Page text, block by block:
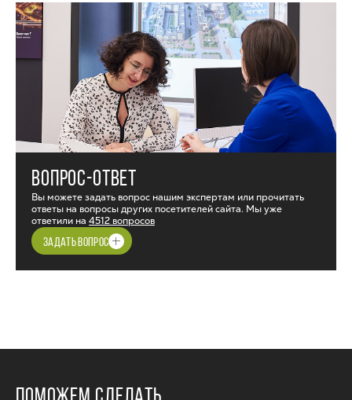
ВОПРОС-ОТВЕТ
Вы можете задать вопрос нашим экспертам или прочитать
ответы на вопросы других посетителей сайта. Мы уже
ответили на 4512 вопросов
ЗАДАТЬ ВОПРОС